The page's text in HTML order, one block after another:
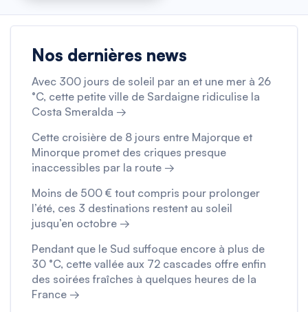
Nos dernières news
Avec 300 jours de soleil par an et une mer à 26
°C, cette petite ville de Sardaigne ridiculise la
Costa Smeralda →
Cette croisière de 8 jours entre Majorque et
Minorque promet des criques presque
inaccessibles par la route →
Moins de 500 € tout compris pour prolonger
l’été, ces 3 destinations restent au soleil
jusqu’en octobre →
Pendant que le Sud suffoque encore à plus de
30 °C, cette vallée aux 72 cascades offre enfin
des soirées fraîches à quelques heures de la
France →